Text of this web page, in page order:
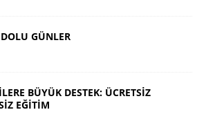
GÜNLER
BÜYÜK DESTEK: ÜCRETSİZ
EĞİTİM